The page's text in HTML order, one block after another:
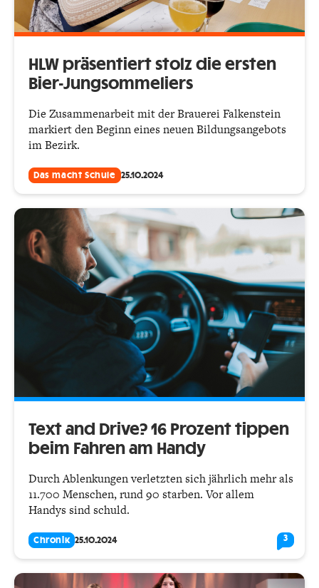
HLW präsentiert stolz die ersten
Bier-Jungsommeliers
Die Zusammenarbeit mit der Brauerei Falkenstein
markiert den Beginn eines neuen Bildungsangebots
im Bezirk.
Das macht Schule 25.10.2024
Text and Drive? 16 Prozent tippen
beim Fahren am Handy
Durch Ablenkungen verletzten sich jährlich mehr als
11.700 Menschen, rund 90 starben. Vor allem
Handys sind schuld.
Chronik 25.10.2024 3